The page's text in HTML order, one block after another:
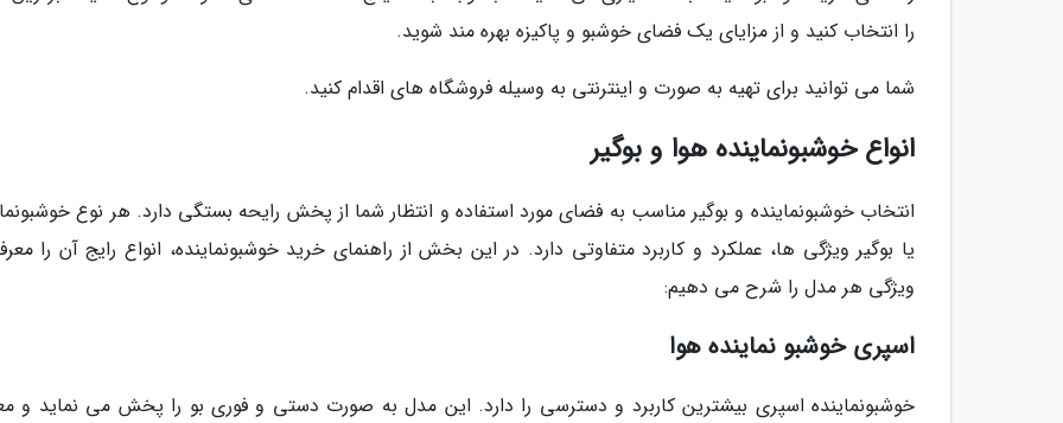
را انتخاب کنید و از مزایای یک فضای خوشبو و پاکیزه بهره مند شوید.
شما می توانید برای تهیه به صورت و اینترنتی به وسیله فروشگاه های اقدام کنید.
انواع خوشبونماینده هوا و بوگیر
انتخاب خوشبونماینده و بوگیر مناسب به فضای مورد استفاده و انتظار شما از پخش رایحه بستگی دارد. هر نوع
یا بوگیر ویژگی ها، عملکرد و کاربرد متفاوتی دارد. در این بخش از راهنمای خرید خوشبونماینده، انواع رایج آن را
ویژگی هر مدل را شرح می دهیم:
اسپری خوشبو نماینده هوا
خوشبونماینده اسپری بیشترین کاربرد و دسترسی را دارد. این مدل به صورت دستی و فوری بو را پخش می نماید و